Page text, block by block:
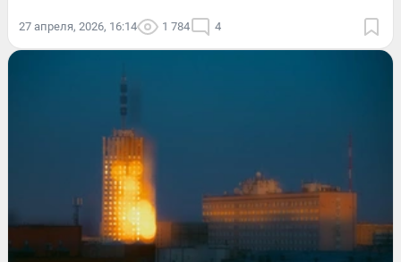
27 апреля, 2026, 16:14 1 784 4